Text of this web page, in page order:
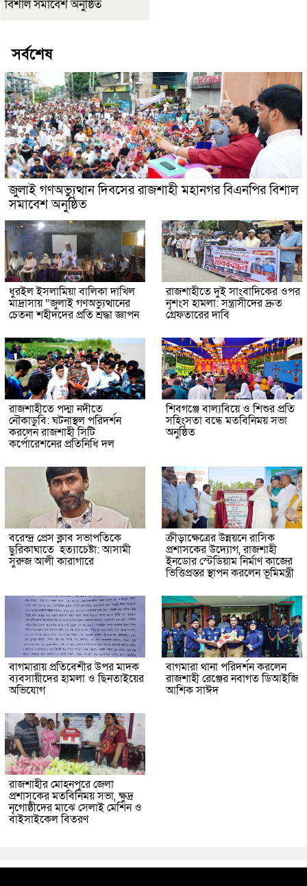
বিশাল সমাবেশ অনুষ্ঠিত
সর্বশেষ
জুলাই গণঅভ্যুত্থান দিবসের রাজশাহী মহানগর বিএনপির বিশাল
সমাবেশ অনুষ্ঠিত
ধুরইল ইসলামিয়া বালিকা দাখিল
মাদ্রাসায় “জুলাই গণঅভ্যুত্থানের
চেতনা শহীদদের প্রতি শ্রদ্ধা জ্ঞাপন
রাজশাহীতে দুই সাংবাদিকের ওপর
নৃশংস হামলা: সন্ত্রাসীদের দ্রুত
গ্রেফতারের দাবি
রাজশাহীতে পদ্মা নদীতে
নৌকাডুবি: ঘটনাস্থল পরিদর্শন
করলেন রাজশাহী সিটি
কর্পোরেশনের প্রতিনিধি দল
শিবগঞ্জে বাল্যবিয়ে ও শিশুর প্রতি
সহিংসতা বন্ধে মতবিনিময় সভা
অনুষ্ঠিত
বরেন্দ্র প্রেস ক্লাব সভাপতিকে
ছুরিকাঘাতে হত্যাচেষ্টা: আসামী
সুরুজ আলী কারাগারে
ক্রীড়াক্ষেত্রের উন্নয়নে রাসিক
প্রশাসকের উদ্যোগ, রাজশাহী
ইনডোর স্টেডিয়াম নির্মাণ কাজের
ভিত্তিপ্রস্তর স্থাপন করলেন ভূমিমন্ত্রী
বাগমারায় প্রতিবেশীর উপর মাদক
ব্যবসায়ীদের হামলা ও ছিনতাইয়ের
অভিযোগ
বাগমারা থানা পরিদর্শন করলেন
রাজশাহী রেঞ্জের নবাগত ডিআইজি
আশিক সাঈদ
রাজশাহীর মোহনপুরে জেলা
প্রশাসকের মতবিনিময় সভা, ক্ষুদ্র
নৃগোষ্ঠীদের মাঝে সেলাই মেশিন ও
বাইসাইকেল বিতরণ